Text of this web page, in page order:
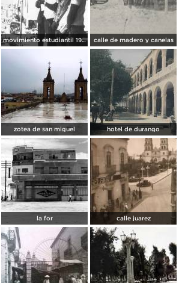
movimiento estudiantil 1966 calle de madero y canelas
zotea de san miguel hotel de durango
la for calle juarez